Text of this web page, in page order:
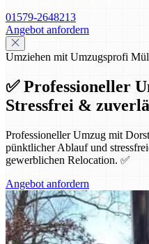
01579-2648213
Angebot anfordern
Umziehen mit Umzugsprofi
✅ Professioneller
Stressfrei &
Professioneller Umzug mit
pünktlicher Ablauf und
gewerblichen Relocation. ✅
Angebot anfordern